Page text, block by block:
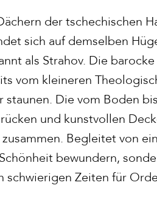
der tschechischen
sich auf demselben
als Strahov. Die
vom kleineren
staunen. Die vom Boden
und kunstvollen
Begleitet von
bewundern,
schwierigen Zeiten für